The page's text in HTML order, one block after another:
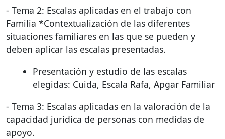
- Tema 2: Escalas aplicadas en el trabajo con
Familia *Contextualización de las diferentes
situaciones familiares en las que se pueden y
deben aplicar las escalas presentadas.
Presentación y estudio de las escalas
elegidas: Cuida, Escala Rafa, Apgar Familiar
- Tema 3: Escalas aplicadas en la valoración de la
capacidad jurídica de personas con medidas de
apoyo.